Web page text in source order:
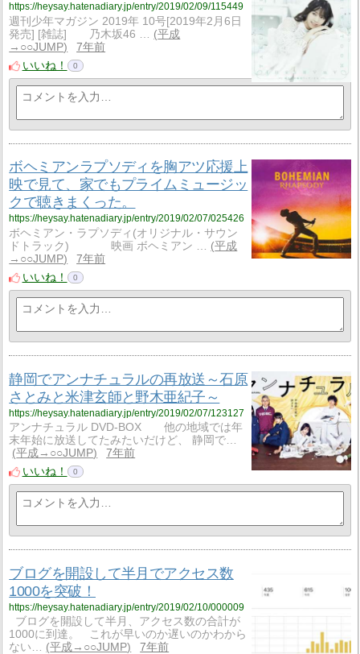
https://heysay.hatenadiary.jp/entry/2019/02/09/115449
週刊少年マガジン 2019年 10号[2019年2月6日
発売] [雑誌] 乃木坂46 …
平成
→○○JUMP
7年前
いいね！
0
ボヘミアンラプソディを胸アツ応援上
映で見て、家でもプライムミュージッ
クで聴きまくった。
https://heysay.hatenadiary.jp/entry/2019/02/07/025426
ボヘミアン・ラプソディ(オリジナル・サウン
ドトラック) 映画 ボヘミアン …
平成
→○○JUMP
7年前
いいね！
0
静岡でアンナチュラルの再放送～石原
さとみと米津玄師と野木亜紀子～
https://heysay.hatenadiary.jp/entry/2019/02/07/123127
アンナチュラル DVD-BOX 他の地域では年
末年始に放送してたみたいだけど、 静岡で…
平成→○○JUMP
7年前
いいね！
0
ブログを開設して半月でアクセス数
1000を突破！
https://heysay.hatenadiary.jp/entry/2019/02/10/000009
ブログを開設して半月、アクセス数の合計が
1000に到達。 これが早いのか遅いのかわから
ない…
平成→○○JUMP
7年前